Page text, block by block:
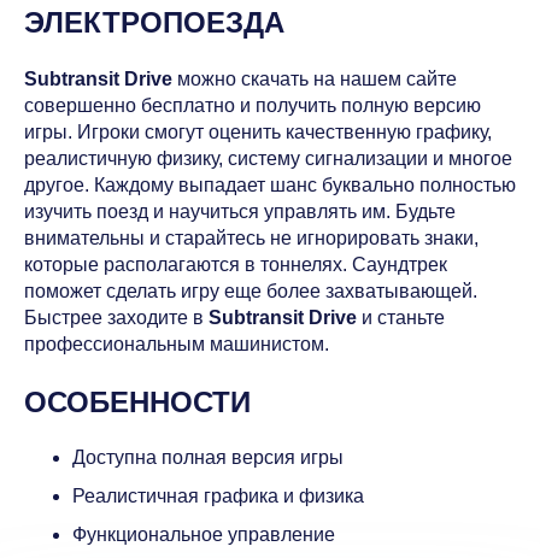
ЭЛЕКТРОПОЕЗДА
Subtransit Drive можно скачать на нашем сайте
совершенно бесплатно и получить полную версию
игры. Игроки смогут оценить качественную графику,
реалистичную физику, систему сигнализации и многое
другое. Каждому выпадает шанс буквально полностью
изучить поезд и научиться управлять им. Будьте
внимательны и старайтесь не игнорировать знаки,
которые располагаются в тоннелях. Саундтрек
поможет сделать игру еще более захватывающей.
Быстрее заходите в Subtransit Drive и станьте
профессиональным машинистом.
ОСОБЕННОСТИ
Доступна полная версия игры
Реалистичная графика и физика
Функциональное управление